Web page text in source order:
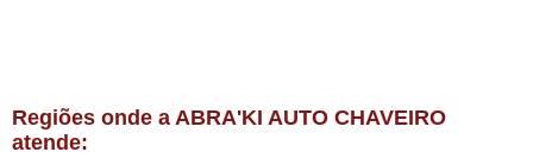
Regiões onde a ABRA'KI AUTO CHAVEIRO
atende: